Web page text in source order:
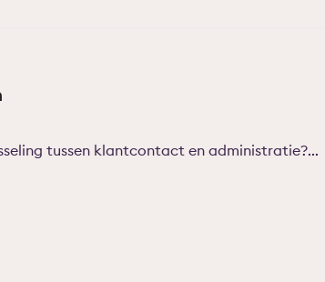
tussen klantcontact en administratie?...